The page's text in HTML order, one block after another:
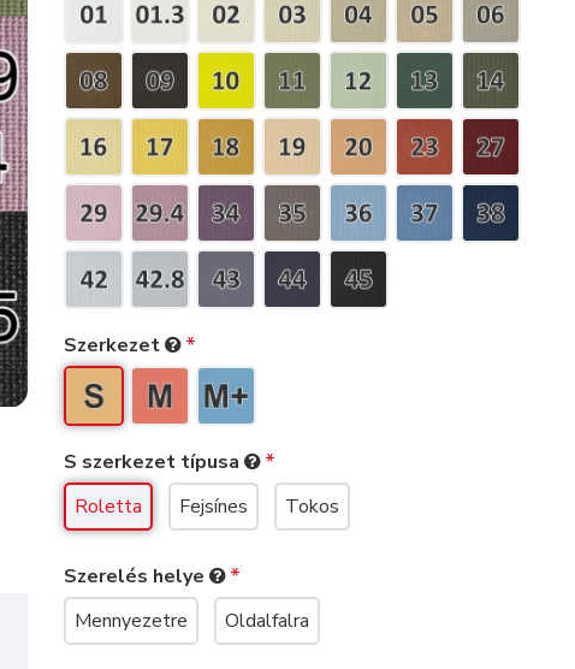
Szerkezet
S szerkezet típusa
Roletta
Fejsínes Tokos
Szerelés helye
Mennyezetre
Oldalfalra